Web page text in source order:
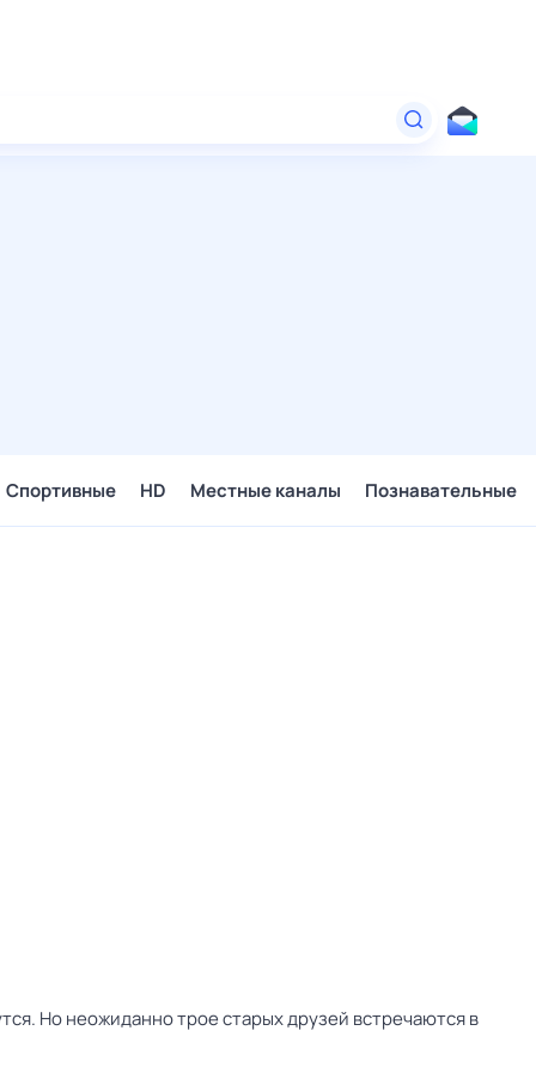
Спортивные HD Местные каналы Познавательные
Но неожиданно трое старых друзей встречаются в